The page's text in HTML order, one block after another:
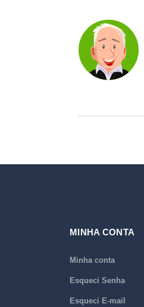
MINHA CONTA
Minha conta
Esqueci Senha
Esqueci E-mail